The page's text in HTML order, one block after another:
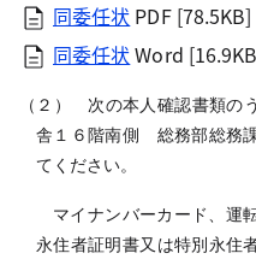
同委任状 PDF [78.5KB]
同委任状Word
（２） 次の本人確認書類の
舎１６階南側 総務部総務
てください。
マイナンバーカード、運
永住者証明書又は特別永住